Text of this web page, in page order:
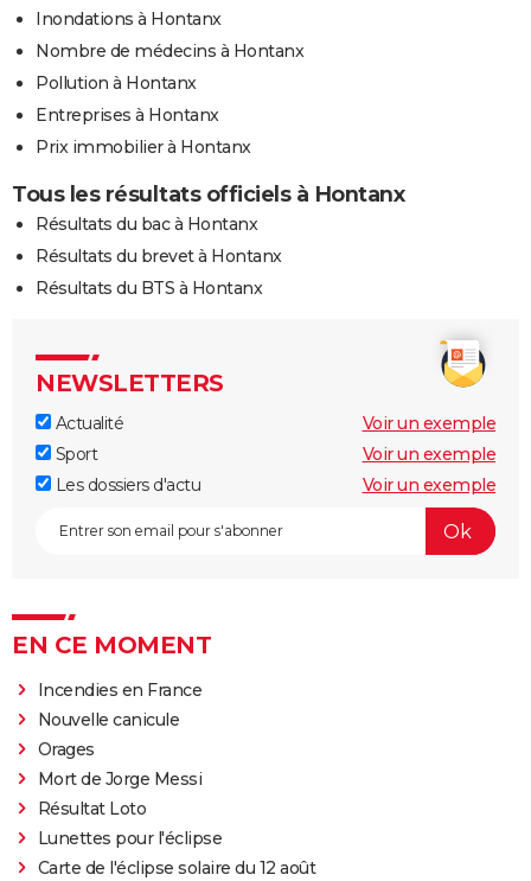
Inondations à Hontanx
Nombre de médecins à Hontanx
Pollution à Hontanx
Entreprises à Hontanx
Prix immobilier à Hontanx
Tous les résultats officiels à Hontanx
Résultats du bac à Hontanx
Résultats du brevet à Hontanx
Résultats du BTS à Hontanx
NEWSLETTERS
Actualité
Voir un exemple
Sport
Voir un exemple
Les dossiers d'actu
Voir un exemple
EN CE MOMENT
Incendies en France
Nouvelle canicule
Orages
Mort de Jorge Messi
Résultat Loto
Lunettes pour l'éclipse
Carte de l'éclipse solaire du 12 août